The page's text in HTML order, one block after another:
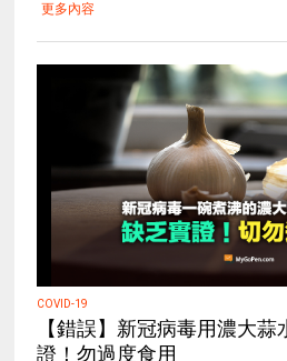
更多內容
COVID-19
【錯誤】新冠病毒用濃大
證！勿過度食用